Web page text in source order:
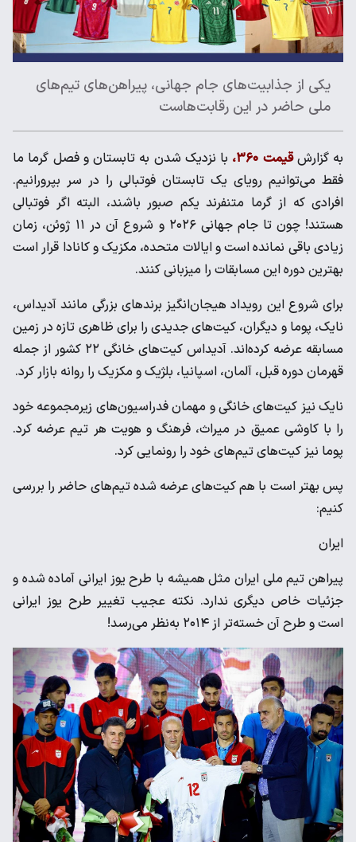
یکی از جذابیت‌های جام جهانی، پیراهن‌های تیم‌های
ملی حاضر در این رقابت‌هاست
به گزارشقیمت ۳۶۰،
با نزدیک شدن به تابستان و فصل گرما ما
فقط می‌توانیم رویای یک تابستان فوتبالی را در سر بپرورانیم.
افرادی که از گرما متنفرند یکم صبور باشند، البته اگر فوتبالی
هستند! چون تا جام جهانی ۲۰۲۶ و شروع آن در ۱۱ ژوئن، زمان
زیادی باقی نمانده است و ایالات متحده، مکزیک و کانادا قرار است
بهترین دوره این مسابقات را میزبانی کنند.
برای شروع این رویداد هیجان‌انگیز برندهای بزرگی مانند آدیداس،
نایک، پوما و دیگران، کیت‌های جدیدی را برای ظاهری تازه در زمین
مسابقه عرضه کرده‌اند. آدیداس کیت‌های خانگی ۲۲ کشور از جمله
قهرمان دوره قبل، آلمان، اسپانیا، بلژیک و مکزیک را روانه بازار کرد.
نایک نیز کیت‌های خانگی و مهمان فدراسیون‌های زیرمجموعه خود
را با کاوشی عمیق در میراث، فرهنگ و هویت هر تیم عرضه کرد.
پوما نیز کیت‌های تیم‌های خود را رونمایی کرد.
پس بهتر است با هم کیت‌های عرضه شده تیم‌های حاضر را بررسی
کنیم:
ایران
پیراهن تیم ملی ایران مثل همیشه با طرح یوز ایرانی آماده شده و
جزئیات خاص دیگری ندارد. نکته عجیب تغییر طرح یوز ایرانی
است و طرح آن خسته‌تر از ۲۰۱۴ به‌نظر می‌رسد!